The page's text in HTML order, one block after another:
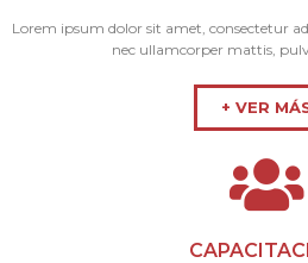
Lorem ipsum dolor sit amet, consectetur
nec ullamcorper mattis,
+ VER